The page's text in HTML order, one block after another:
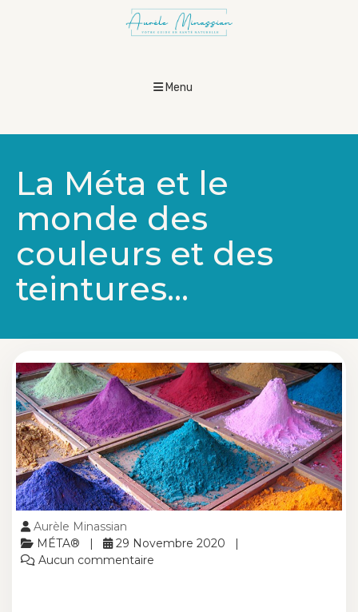
Menu
La Méta et le
monde des
couleurs et des
teintures...
Aurèle Minassian
MÉTA®
29 Novembre 2020
Aucun commentaire